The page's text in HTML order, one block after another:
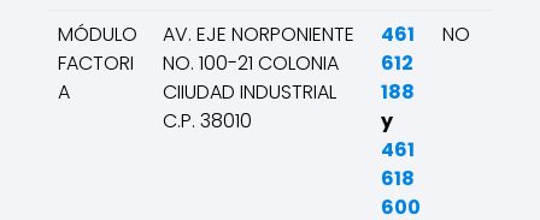
MÓDULO
FACTORI
A
AV. EJE NORPONIENTE
NO. 100-21 COLONIA
CIIUDAD INDUSTRIAL
C.P. 38010
461
612
188
y
461
618
600
NO